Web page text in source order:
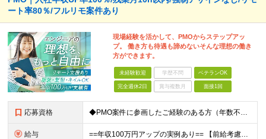
ート率80％/フルリモ案件あり
現場経験を活かして、PMOからステップアッ
プ。 働き方も待遇も諦めないそんな理想の働き
方ができます。
未経験歓迎 学歴不問 ベテランOK
完全週休2日 賞与複数月 面接1回
応募資格 ◆PMO案件に参画したご経験のある方（年数不問） ◆高卒以上 ＼こんな方にピッタリな環境です／ ◎年収アップなど、正当な評価を受けたい ◎PMなど上流工程へキャリアアップしたい ◎リモートワークを活
給与 ==年収100万円アップの実例あり== 【前給考慮】月給28万円～50万円＋賞与＋決算賞与 ☆別途残業代は全額支給します ※上記金額は、経験、スキル、前職給与を考慮した上で、決定します ※試用期間